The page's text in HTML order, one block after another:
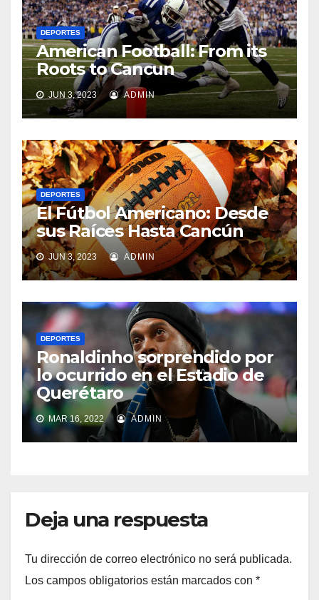
DEPORTES
American Football: From its
Roots to Cancun
JUN 3, 2023 ADMIN
DEPORTES
El Fútbol Americano: Desde
sus Raíces Hasta Cancún
JUN 3, 2023 ADMIN
DEPORTES
Ronaldinho sorprendido por
lo ocurrido en el Estadio de
Querétaro
MAR 16, 2022 ADMIN
Deja una respuesta
Tu dirección de correo electrónico no será publicada.
Los campos obligatorios están marcados con *